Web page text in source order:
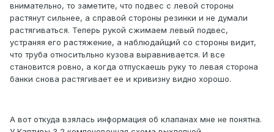
внимательно, то заметите, что подвес с левой стороны
растянут сильнее, а справой стороны резинки и не думали
растягиваться. Теперь рукой сжимаем левый подвес,
устраняя его растяжение, а наблюдайщий со стороны видит,
что труба относитьльно кузова выравнивается. И все
становится ровно, а когда отпускаешь руку то левая сторона
банки снова растягивает ее и кривизну видно хорошо.
А вот откуда взялась информация об клапанах мне не понятна.